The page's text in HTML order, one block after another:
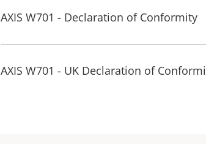
AXIS W701 - Declaration of Conformity
AXIS W701 - UK Declaration of